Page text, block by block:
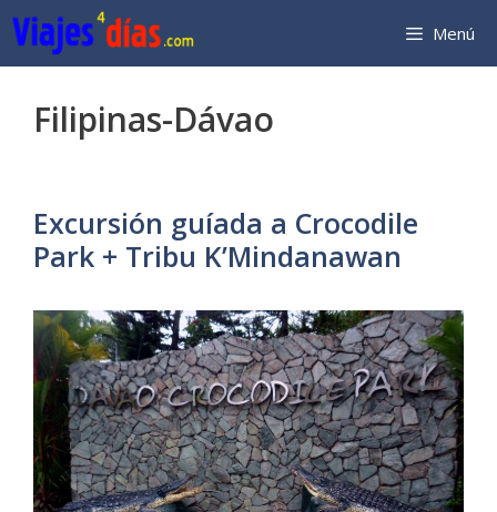
Saltar
al
contenido
Menú
Filipinas-Dávao
Excursión guíada a Crocodile
Park + Tribu K’Mindanawan